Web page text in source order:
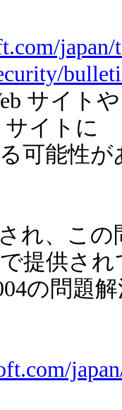
japan/
サイト
サイトに
可能性
れ、こ
提供さ
の問題